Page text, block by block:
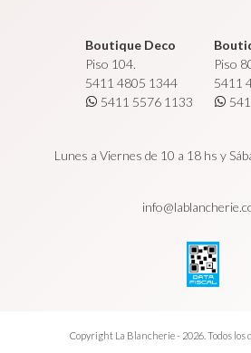
Boutique Deco
Piso 104.
5411 4805 1344
5411 5576 1133
Piso
5411
Lunes a Viernes de 10 a 18 hs y
Copyright La Blancherie - 2026. Todos los